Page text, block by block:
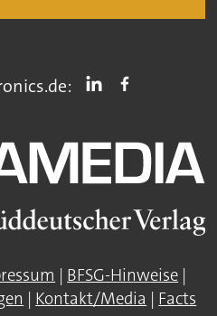
| BFSG-Hinweise |
| Kontakt/Media | Facts